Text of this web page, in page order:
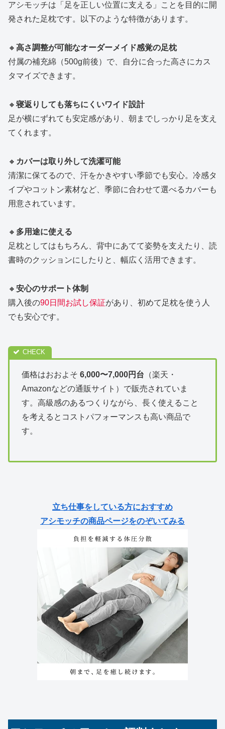
アシモッチは「足を正しい位置に支える」ことを目的に開
発された足枕です。以下のような特徴があります。
🔸 高さ調整が可能なオーダーメイド感覚の足枕
付属の補充綿（500g前後）で、自分に合った高さにカス
タマイズできます。
🔸 寝返りしても落ちにくいワイド設計
足が横にずれても安定感があり、朝までしっかり足を支え
てくれます。
🔸 カバーは取り外して洗濯可能
清潔に保てるので、汗をかきやすい季節でも安心。冷感タ
イプやコットン素材など、季節に合わせて選べるカバーも
用意されています。
🔸 多用途に使える
足枕としてはもちろん、背中にあてて姿勢を支えたり、読
書時のクッションにしたりと、幅広く活用できます。
🔸 安心のサポート体制
購入後の90日間お試し保証があり、初めて足枕を使う人
でも安心です。
価格はおおよそ 6,000〜7,000円台 （楽天・
Amazonなどの通販サイト）で販売されていま
す。高級感のあるつくりながら、長く使えること
を考えるとコストパフォーマンスも高い商品で
す。
立ち仕事をしている方におすすめ
アシモッチの商品ページをのぞいてみる